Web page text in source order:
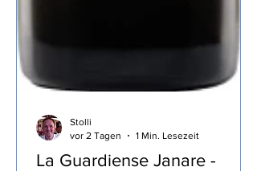
vor 2 Tagen
1 Min. Lesezeit